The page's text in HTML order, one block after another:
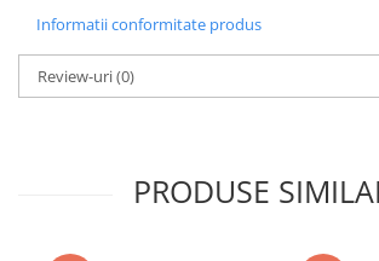
Doze
Obturatoare
Prelungitoare, Stechere, Accesorii
Informatii conformitate produs
Review-uri(0)
PRODUSE